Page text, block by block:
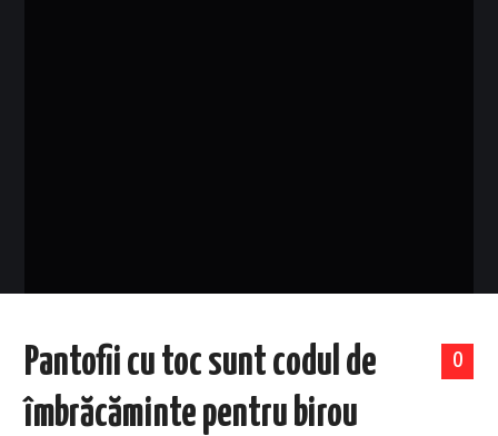
0
Pantofii cu toc sunt codul de
îmbrăcăminte pentru birou